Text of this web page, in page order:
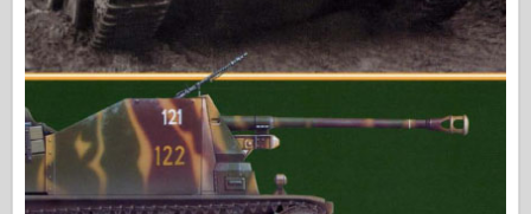
空军
AZ 模型
黑狗
野马
网络爱好